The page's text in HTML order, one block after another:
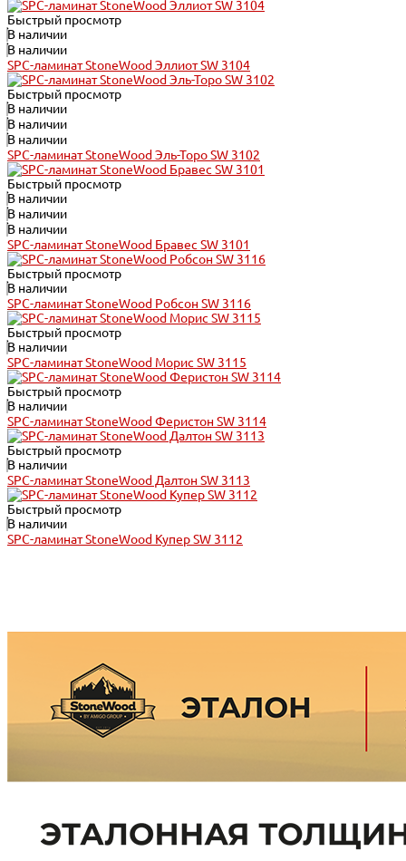
Быстрый просмотр
В наличии
В наличии
SPC-ламинат StoneWood Эллиот SW 3104
Быстрый просмотр
В наличии
В наличии
В наличии
SPC-ламинат StoneWood Эль-Торо SW 3102
Быстрый просмотр
В наличии
В наличии
В наличии
SPC-ламинат StoneWood Бравес SW 3101
Быстрый просмотр
В наличии
SPC-ламинат StoneWood Робсон SW 3116
Быстрый просмотр
В наличии
SPC-ламинат StoneWood Морис SW 3115
Быстрый просмотр
В наличии
SPC-ламинат StoneWood Феристон SW 3114
Быстрый просмотр
В наличии
SPC-ламинат StoneWood Далтон SW 3113
Быстрый просмотр
В наличии
SPC-ламинат StoneWood Купер SW 3112